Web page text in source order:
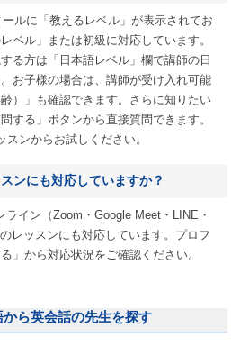
ルに「教えるレベル」が表示されてお
ベル」または初級に対応しています。
る方は「日本語レベル」欄で講師の日
お子様の場合は、講師が受け入れ可能
）」も確認できます。さらに知りたい
する」ボタンから直接質問できます。
スンからお試しください。
ンにも対応していますか？
イン（Zoom・Google Meet・LINE・
レッスンにも対応しています。プロフ
」から対応状況をご確認ください。
ら英会話の先生を探す